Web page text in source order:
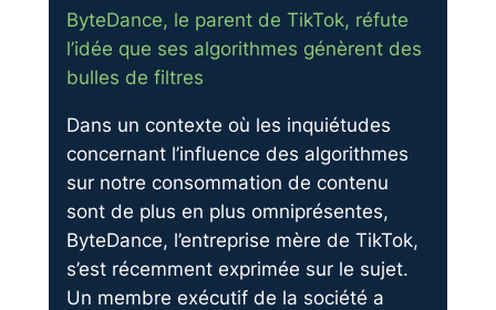
ByteDance, le parent de TikTok, réfute
l’idée que ses algorithmes génèrent des
bulles de filtres
Dans un contexte où les inquiétudes
concernant l’influence des algorithmes
sur notre consommation de contenu
sont de plus en plus omniprésentes,
ByteDance, l’entreprise mère de TikTok,
s’est récemment exprimée sur le sujet.
Un membre exécutif de la société a